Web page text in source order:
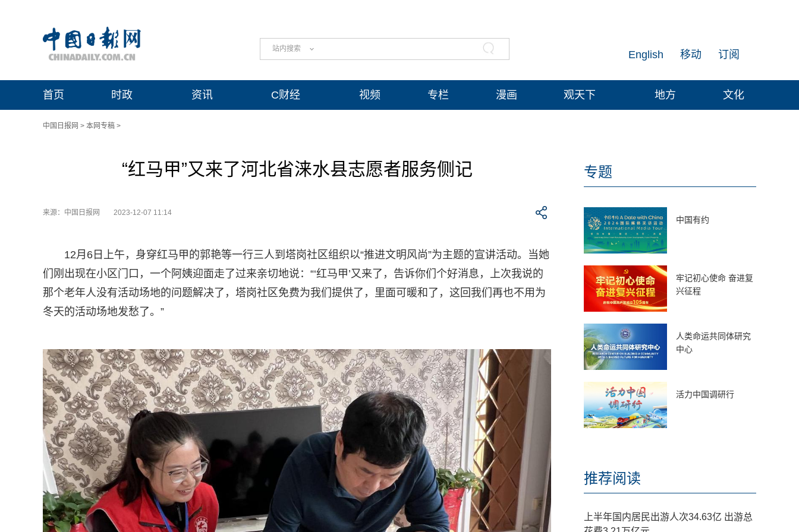
站内搜索 订阅
移动
English
首页 时政 资讯 C财经 视频 专栏 漫画 观天下 地方 文化
中国日报网 > 本网专稿 >
“红马甲”又来了河北省涞水县志愿者服务侧记
来源：中国日报网 2023-12-07 11:14
12月6日上午，身穿红马甲的郭艳等一行三人到塔岗社区组织以“推进文明风尚”为主题的宣讲活动。当她
们刚出现在小区门口，一个阿姨迎面走了过来亲切地说：“‘红马甲’又来了，告诉你们个好消息，上次我说的
那个老年人没有活动场地的问题解决了，塔岗社区免费为我们提供了，里面可暖和了，这回我们再也不用为
冬天的活动场地发愁了。”
专题
中国有约
牢记初心使命 奋进复
兴征程
人类命运共同体研究
中心
活力中国调研行
推荐阅读
上半年国内居民出游人次34.63亿 出游总